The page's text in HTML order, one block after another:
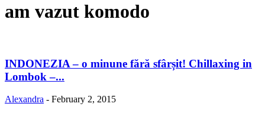
am vazut komodo
INDONEZIA – o minune fără sfârșit! Chillaxing in
Lombok –...
Alexandra - February 2, 2015